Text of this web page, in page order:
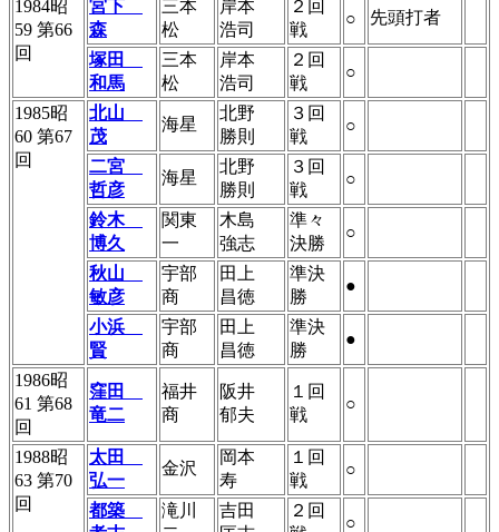
1984昭
59 第66
回
宮下
森
三本
松
岸本
浩司
２回
戦
○ 先頭打者
塚田
和馬
三本
松
岸本
浩司
２回
戦
○
1985昭
60 第67
回
北山
茂
海星
北野
勝則
３回
戦
○
二宮
哲彦
海星
北野
勝則
３回
戦
○
鈴木
博久
関東
一
木島
強志
準々
決勝
○
秋山
敏彦
宇部
商
田上
昌徳
準決
勝
●
小浜
賢
宇部
商
田上
昌徳
準決
勝
●
1986昭
61 第68
回
窪田
竜二
福井
商
阪井
郁夫
１回
戦
○
1988昭
63 第70
回
太田
弘一
金沢
岡本
寿
１回
戦
○
都築
滝川
吉田
２回
○